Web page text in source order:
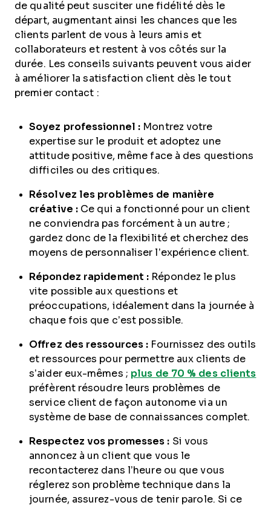
de qualité peut susciter une fidélité dès le
départ, augmentant ainsi les chances que les
clients parlent de vous à leurs amis et
collaborateurs et restent à vos côtés sur la
durée. Les conseils suivants peuvent vous aider
à améliorer la satisfaction client dès le tout
premier contact :
Soyez professionnel : Montrez votre
expertise sur le produit et adoptez une
attitude positive, même face à des questions
difficiles ou des critiques.
Résolvez les problèmes de manière
créative : Ce qui a fonctionné pour un client
ne conviendra pas forcément à un autre ;
gardez donc de la flexibilité et cherchez des
moyens de personnaliser l’expérience client.
Répondez rapidement : Répondez le plus
vite possible aux questions et
préoccupations, idéalement dans la journée à
chaque fois que c’est possible.
Offrez des ressources : Fournissez des outils
et ressources pour permettre aux clients de
s’aider eux-mêmes ; plus de 70 % des clients
préfèrent résoudre leurs problèmes de
service client de façon autonome via un
système de base de connaissances complet.
Respectez vos promesses : Si vous
annoncez à un client que vous le
recontacterez dans l’heure ou que vous
réglerez son problème technique dans la
journée, assurez-vous de tenir parole. Si ce